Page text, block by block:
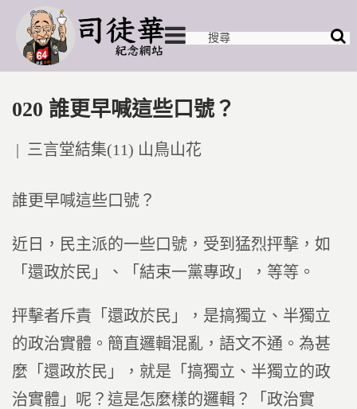
020 誰更早喊這些口號？
Posted
三言堂結集(11) 山鳥山花
誰更早喊這些口號？
近日，民主派的一些口號，受到猛烈抨擊，如
「還政於民」、「結束一黨專政」，等等。
抨擊者斥責「還政於民」，是搞獨立、半獨立
的政治實體。簡直邏輯混亂，語文不通。為甚
麼「還政於民」，就是「搞獨立、半獨立的政
治實體」呢？這是怎麼樣的邏輯？「政治實